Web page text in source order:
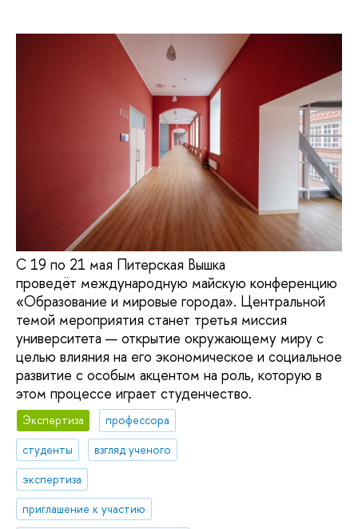
С 19 по 21 мая Питерская Вышка
проведёт международную майскую конференцию
«Образование и мировые города». Центральной
темой мероприятия станет третья миссия
университета — открытие окружающему миру с
целью влияния на его экономическое и социальное
развитие с особым акцентом на роль, которую в
этом процессе играет студенчество.
Экспертиза
профессора
студенты
взгляд ученого
экспертиза
приглашение к участию